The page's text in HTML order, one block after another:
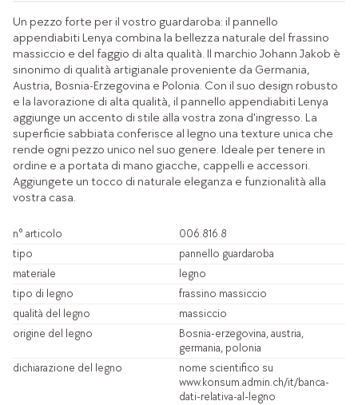
Un pezzo forte per il vostro guardaroba: il pannello
appendiabiti Lenya combina la bellezza naturale del frassino
massiccio e del faggio di alta qualità. Il marchio Johann Jakob è
sinonimo di qualità artigianale proveniente da Germania,
Austria, Bosnia-Erzegovina e Polonia. Con il suo design robusto
e la lavorazione di alta qualità, il pannello appendiabiti Lenya
aggiunge un accento di stile alla vostra zona d'ingresso. La
superficie sabbiata conferisce al legno una texture unica che
rende ogni pezzo unico nel suo genere. Ideale per tenere in
ordine e a portata di mano giacche, cappelli e accessori.
Aggiungete un tocco di naturale eleganza e funzionalità alla
vostra casa.
n° articolo
006.816.8
tipo
pannello guardaroba
materiale
legno
tipo di legno
frassino massiccio
qualità del legno
massiccio
origine del legno
Bosnia-erzegovina, austria,
germania, polonia
dichiarazione del legno
nome scientifico su
www.konsum.admin.ch/it/banca-
dati-relativa-al-legno